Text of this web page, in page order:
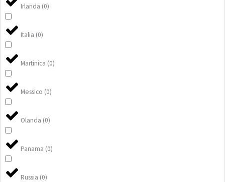
Irlanda (0)
Italia (0)
Martinica (0)
Messico (0)
Olanda (0)
Panama (0)
Russia (0)